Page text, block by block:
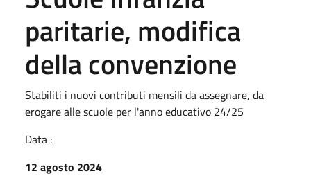
paritarie, modifica
della convenzione
Stabiliti i nuovi contributi mensili da assegnare, da
erogare alle scuole per l'anno educativo 24/25
Data :
12 agosto 2024